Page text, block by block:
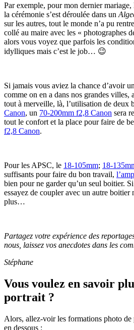
Par exemple, pour mon dernier
la cérémonie s’est déroulée dans un
sur les autres, tout le monde n’a pu
collé au maire avec les « photographes
alors vous voyez que parfois les
idylliques mais c’est le job… 😉
Si jamais vous aviez la chance d’avoir
comme on en a dans nos grandes villes,
tout à merveille, là, l’utilisation de deux
Canon, un 70-200mm f2,8 Canon sera
tout le confort et la place pour faire de
f2,8 Canon.
Pour les APSC, le 18-105mm; 18-
suffisants pour faire du bon travail,
bien pour ne garder qu’un seul boitier.
essayez de coupler avec un autre boitier
plus…
Partagez votre expérience des
nous, laissez vos anecdotes dans les
Stéphane
Vous voulez en savoir
portrait ?
Alors, allez-voir les formations photo de
en dessous :